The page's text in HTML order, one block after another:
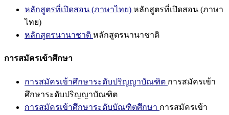
หลักสูตรที่เปิดสอน (ภาษาไทย) หลักสูตรที่เปิดสอน (ภาษา
ไทย)
หลักสูตรนานาชาติ หลักสูตรนานาชาติ
การสมัครเข้าศึกษา
การสมัครเข้าศึกษาระดับปริญญาบัณฑิต การสมัครเข้า
ศึกษาระดับปริญญาบัณฑิต
การสมัครเข้าศึกษาระดับบัณฑิตศึกษา การสมัครเข้า